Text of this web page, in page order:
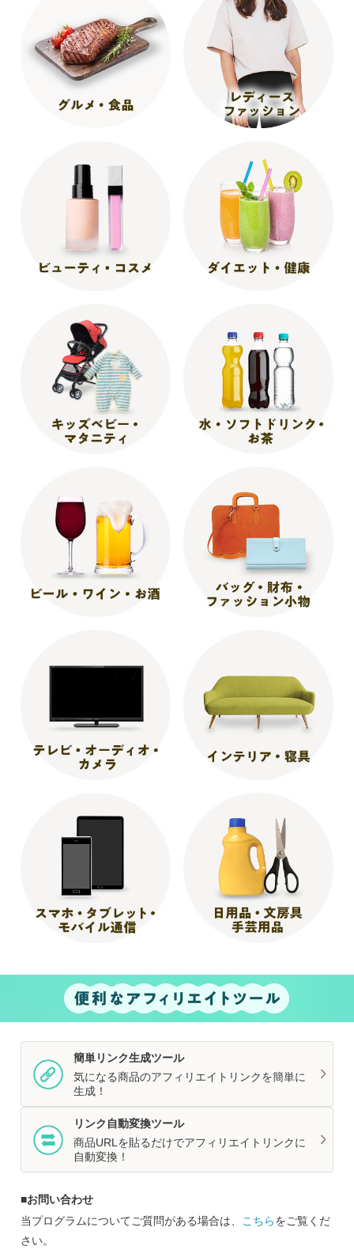
簡単リンク生成ツール
気になる商品のアフィリエイトリンクを簡単に
生成！
リンク自動変換ツール
商品URLを貼るだけでアフィリエイトリンクに
自動変換！
■お問い合わせ
当プログラムについてご質問がある場合は、
こちらをご覧くだ
さい。